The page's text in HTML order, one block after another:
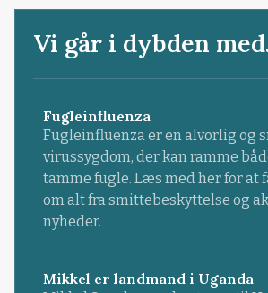
Vi går i dybden
Fugleinfluenza
Fugleinfluenza er en alvorlig og
virussygdom, der kan ramme
tamme fugle. Læs med her for at
om alt fra smittebeskyttelse og
nyheder.
Mikkel er landmand i Uganda